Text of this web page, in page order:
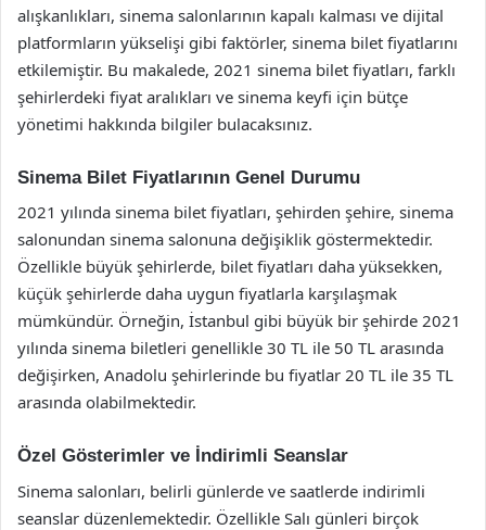
alışkanlıkları, sinema salonlarının kapalı kalması ve dijital
platformların yükselişi gibi faktörler, sinema bilet fiyatlarını
etkilemiştir. Bu makalede, 2021 sinema bilet fiyatları, farklı
şehirlerdeki fiyat aralıkları ve sinema keyfi için bütçe
yönetimi hakkında bilgiler bulacaksınız.
Sinema Bilet Fiyatlarının Genel Durumu
2021 yılında sinema bilet fiyatları, şehirden şehire, sinema
salonundan sinema salonuna değişiklik göstermektedir.
Özellikle büyük şehirlerde, bilet fiyatları daha yüksekken,
küçük şehirlerde daha uygun fiyatlarla karşılaşmak
mümkündür. Örneğin, İstanbul gibi büyük bir şehirde 2021
yılında sinema biletleri genellikle 30 TL ile 50 TL arasında
değişirken, Anadolu şehirlerinde bu fiyatlar 20 TL ile 35 TL
arasında olabilmektedir.
Özel Gösterimler ve İndirimli Seanslar
Sinema salonları, belirli günlerde ve saatlerde indirimli
seanslar düzenlemektedir. Özellikle Salı günleri birçok